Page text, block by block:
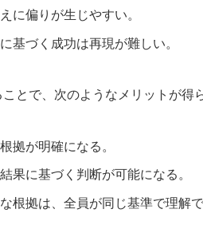
に偏りが生じやすい。
基づく成功は再現が難しい。
とで、次のようなメリットが得
拠が明確になる。
果に基づく判断が可能になる。
根拠は、全員が同じ基準で理解で